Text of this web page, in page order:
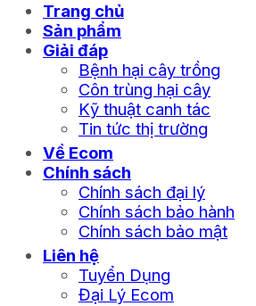
Trang chủ
Sản phẩm
Giải đáp
Bệnh hại cây trồng
Côn trùng hại cây
Kỹ thuật canh tác
Tin tức thị trường
Về Ecom
Chính sách
Chính sách đại lý
Chính sách bảo hành
Chính sách bảo mật
Liên hệ
Tuyển Dụng
Đại Lý Ecom